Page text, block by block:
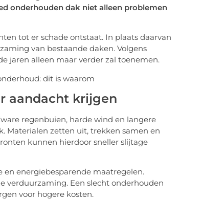
onderhouden dak niet alleen problemen
tot er schade ontstaat. In plaats daarvan
van bestaande daken. Volgens
jaren alleen maar verder zal toenemen.
aandacht krijgen
regenbuien, harde wind en langere
Materialen zetten uit, trekken samen en
kunnen hierdoor sneller slijtage
en energiebesparende maatregelen.
verduurzaming. Een slecht onderhouden
voor hogere kosten.